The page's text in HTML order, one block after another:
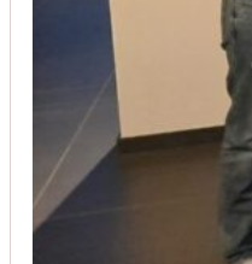
Jetzt kontaktieren